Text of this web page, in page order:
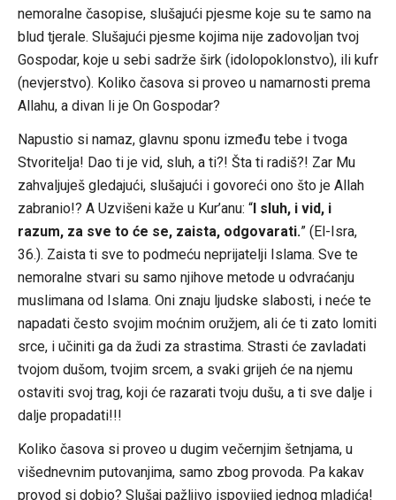
nemoralne časopise, slušajući pjesme koje su te samo na
blud tjerale. Slušajući pjesme kojima nije zadovoljan tvoj
Gospodar, koje u sebi sadrže širk (idolopoklonstvo), ili kufr
(nevjerstvo). Koliko časova si proveo u namarnosti prema
Allahu, a divan li je On Gospodar?
Napustio si namaz, glavnu sponu između tebe i tvoga
Stvoritelja! Dao ti je vid, sluh, a ti?! Šta ti radiš?! Zar Mu
zahvaljuješ gledajući, slušajući i govoreći ono što je Allah
zabranio!? A Uzvišeni kaže u Kur’anu: “I sluh, i vid, i
razum, za sve to će se, zaista, odgovarati.” (El-Isra,
36.). Zaista ti sve to podmeću neprijatelji Islama. Sve te
nemoralne stvari su samo njihove metode u odvraćanju
muslimana od Islama. Oni znaju ljudske slabosti, i neće te
napadati često svojim moćnim oružjem, ali će ti zato lomiti
srce, i učiniti ga da žudi za strastima. Strasti će zavladati
tvojom dušom, tvojim srcem, a svaki grijeh će na njemu
ostaviti svoj trag, koji će razarati tvoju dušu, a ti sve dalje i
dalje propadati!!!
Koliko časova si proveo u dugim večernjim šetnjama, u
višednevnim putovanjima, samo zbog provoda. Pa kakav
provod si dobio? Slušaj pažljivo ispovijed jednog mladića!